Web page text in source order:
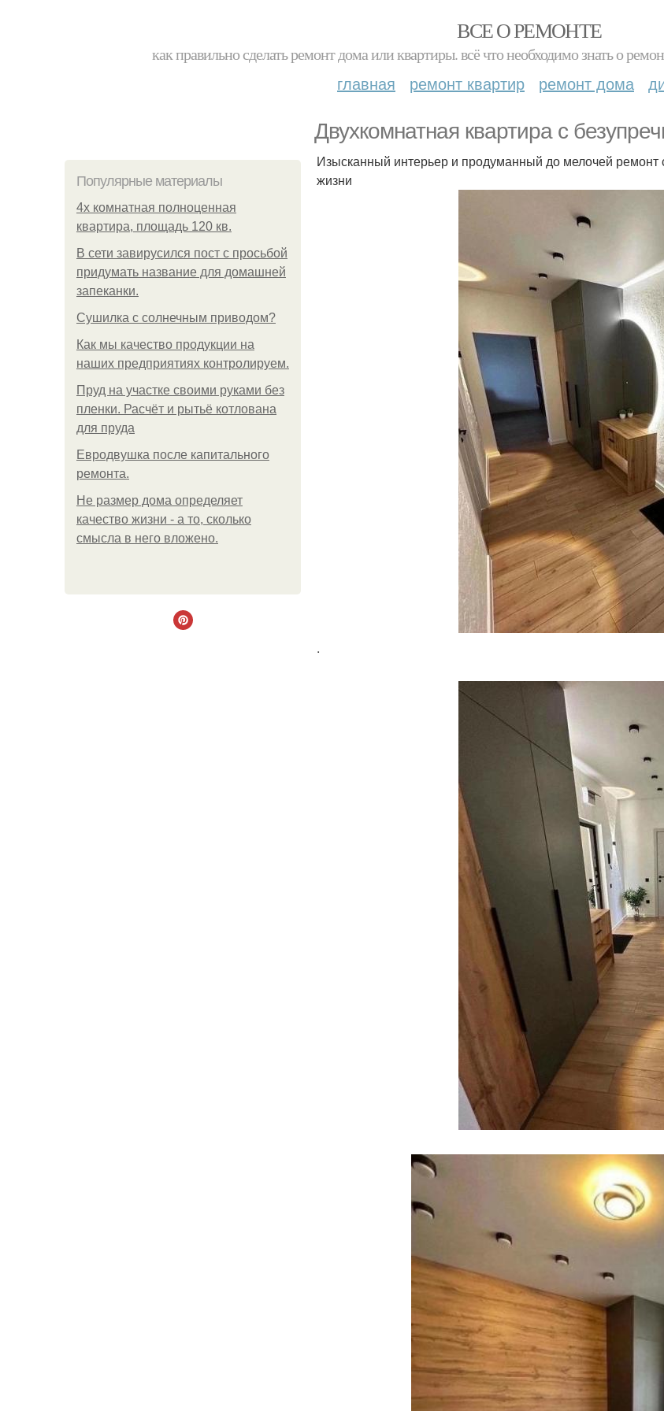
ВСЕ О РЕМОНТЕ
как правильно сделать ремонт дома или квартиры. всё что необходимо знать о
главная ремонт квартир ремонт дома
Двухкомнатная квартира с
Популярные материалы
4x комнатная полноценная
квартира, площадь 120 кв.
В сети завирусился пост с просьбой
придумать название для домашней
запеканки.
Сушилка с солнечным приводом?
Как мы качество продукции на
наших предприятиях контролируем.
Пруд на участке своими руками без
пленки. Расчёт и рытьё котлована
для пруда
Евродвушка после капитального
ремонта.
Не размер дома определяет
качество жизни - а то, сколько
смысла в него вложено.
Изысканный интерьер и продуманный до мелочей
жизни
.